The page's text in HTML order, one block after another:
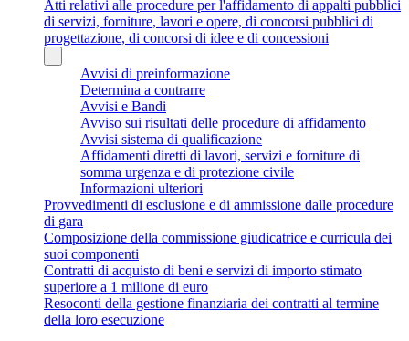
Atti relativi alle procedure per l'affidamento di appalti pubblici
di servizi, forniture, lavori e opere, di concorsi pubblici di
progettazione, di concorsi di idee e di concessioni
Avvisi di preinformazione
Determina a contrarre
Avvisi e Bandi
Avviso sui risultati delle procedure di affidamento
Avvisi sistema di qualificazione
Affidamenti diretti di lavori, servizi e forniture di
somma urgenza e di protezione civile
Informazioni ulteriori
Provvedimenti di esclusione e di ammissione dalle procedure
di gara
Composizione della commissione giudicatrice e curricula dei
suoi componenti
Contratti di acquisto di beni e servizi di importo stimato
superiore a 1 milione di euro
Resoconti della gestione finanziaria dei contratti al termine
della loro esecuzione